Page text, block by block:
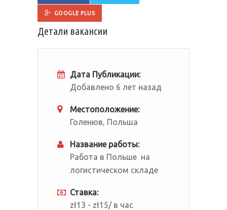
GOOGLE PLUS
Детали вакансии
Дата Публикации:
Добавлено 6 лет назад
Местоположение:
Голенюв, Польша
Название работы:
Работа в Польше на
логистическом складе
Ставка:
zł13 - zł15/ в час